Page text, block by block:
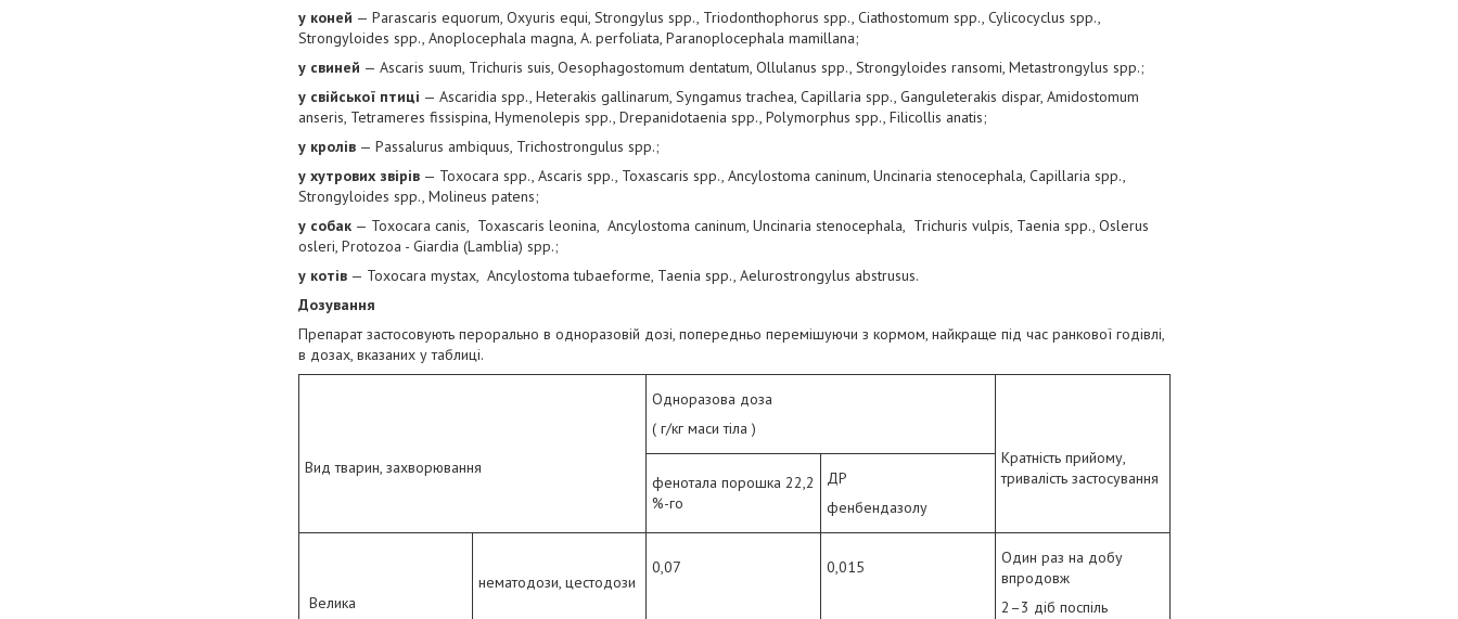
у коней — Parascaris equorum, Oxyuris equi, Strongylus spp., Triodonthophorus spp., Сiathostomum spp., Cylicocyclus spp.,
Strongyloides spp., Anoplocephala magna, A. perfoliata, Paranoplocephala mamillana;
у свиней — Ascaris suum, Trichuris suis, Oesophagostomum dentatum, Ollulanus spp., Strongyloides ransomi, Metastrongylus spp.;
у свійської птиці — Ascaridia spp., Heterakis gallinarum, Syngamus trachea, Capillaria spp., Ganguleterakis dispar, Amidostomum
anseris, Tetrameres fissispina, Hymenolepis spp., Drepanidotaenia spp., Polymorphus spp., Filicollis anatis;
у кролів — Passalurus ambiquus, Trichostrongulus spp.;
у хутрових звірів — Toxocara spp., Ascaris spp., Toxascaris spp., Ancylostoma caninum, Uncinaria stenocephala, Capillaria spp.,
Strongyloides spp., Molineus patens;
у собак — Toxocara canis, Toxascaris leonina, Ancylostoma caninum, Uncinaria stenocephala, Trichuris vulpis, Taenia spp., Oslerus
osleri, Protozoa - Giardia (Lamblia) spp.;
у котів — Toxocara mystax, Ancylostoma tubaeforme, Taenia spp., Aelurostrongylus abstrusus.
Дозування
Препарат застосовують перорально в одноразовій дозі, попередньо перемішуючи з кормом, найкраще під час ранкової годівлі,
в дозах, вказаних у таблиці.
Вид тварин, захворювання
Одноразова доза
( г/кг маси тіла )
Кратність прийому,
тривалість застосування
фенотала порошка 22,2
%-го
ДР
фенбендазолу
Велика
нематодози, цестодози
0,07 0,015
Один раз на добу
впродовж
2–3 діб поспіль